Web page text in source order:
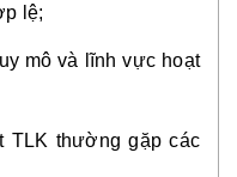
lệ;
mô và lĩnh vực hoạt
TLK thường gặp các